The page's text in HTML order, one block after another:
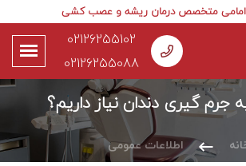
02126255102
02126255088
امامی متخصص درمان ریشه و عصب کشی
جرم گیری دندان نیاز داریم؟
اطلاعات عمومی